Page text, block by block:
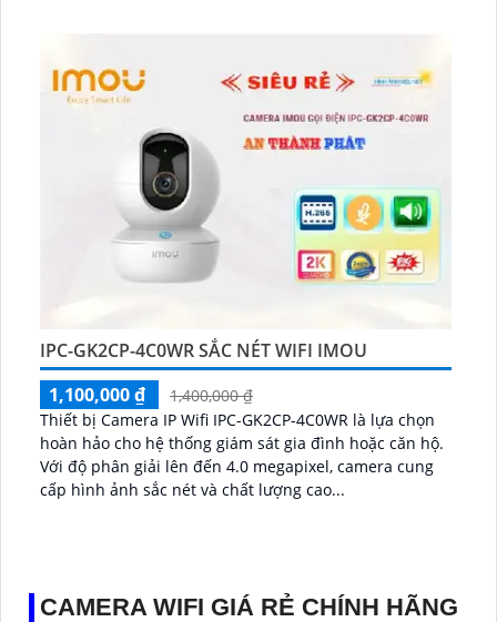
IPC-GK2CP-4C0WR SẮC NÉT WIFI IMOU
1,100,000 ₫
1,400,000 ₫
Thiết bị Camera IP Wifi IPC-GK2CP-4C0WR là lựa chọn
hoàn hảo cho hệ thống giám sát gia đình hoặc căn hộ.
Với độ phân giải lên đến 4.0 megapixel, camera cung
cấp hình ảnh sắc nét và chất lượng cao...
CAMERA WIFI GIÁ RẺ CHÍNH HÃNG